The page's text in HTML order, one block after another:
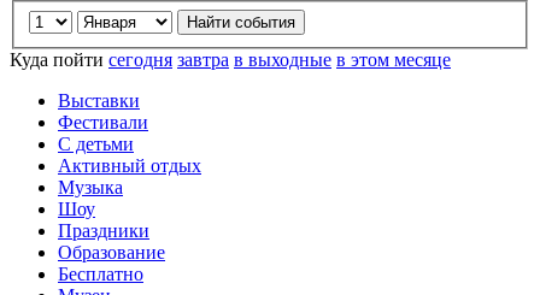
Куда пойти сегодня завтра в выходные в этом месяце
Выставки
Фестивали
С детьми
Активный отдых
Музыка
Шоу
Праздники
Образование
Бесплатно